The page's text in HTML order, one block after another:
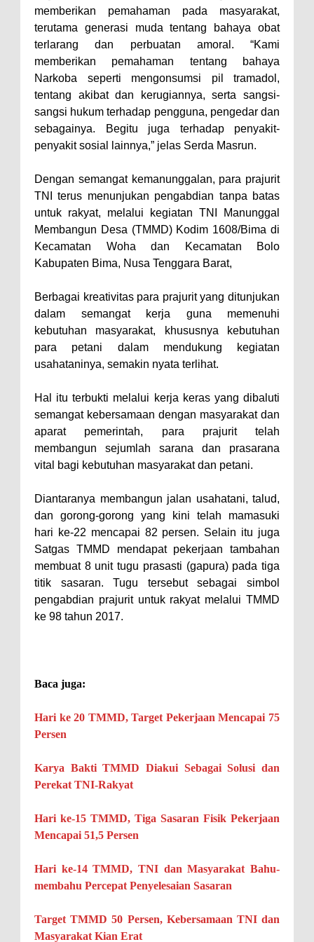
Bersih
Polsek Bolo Bongkar Peredaran
Sabu di Tambe, 2 Pria
Diamankan Bersama 23 Poket
Sabu Siap Edar
SIGAPUAN dan Ikhtiar Kota Bima
Menjemput Korban Kekerasan
memberikan pemahaman pada masyarakat,
terutama generasi muda tentang bahaya obat
terlarang dan perbuatan amoral. “Kami
memberikan pemahaman tentang bahaya
Narkoba seperti mengonsumsi pil tramadol,
tentang akibat dan kerugiannya, serta sangsi-
sangsi hukum terhadap pengguna, pengedar dan
sebagainya. Begitu juga terhadap penyakit-
penyakit sosial lainnya,” jelas Serda Masrun.
Dengan semangat kemanunggalan, para prajurit
TNI terus menunjukan pengabdian tanpa batas
untuk rakyat, melalui kegiatan TNI Manunggal
Membangun Desa (TMMD) Kodim 1608/Bima di
Kecamatan Woha dan Kecamatan Bolo
Kabupaten Bima, Nusa Tenggara Barat,
Berbagai kreativitas para prajurit yang ditunjukan
dalam semangat kerja guna memenuhi
kebutuhan masyarakat, khususnya kebutuhan
para petani dalam mendukung kegiatan
usahataninya, semakin nyata terlihat.
Hal itu terbukti melalui kerja keras yang dibaluti
semangat kebersamaan dengan masyarakat dan
aparat pemerintah, para prajurit telah
membangun sejumlah sarana dan prasarana
vital bagi kebutuhan masyarakat dan petani.
Diantaranya membangun jalan usahatani, talud,
dan gorong-gorong yang kini telah mamasuki
hari ke-22 mencapai 82 persen. Selain itu juga
Satgas TMMD mendapat pekerjaan tambahan
membuat 8 unit tugu prasasti (gapura) pada tiga
titik sasaran. Tugu tersebut sebagai simbol
pengabdian prajurit untuk rakyat melalui TMMD
ke 98 tahun 2017.
Baca juga:
Hari ke 20 TMMD, Target Pekerjaan Mencapai 75
Persen
Karya Bakti TMMD Diakui Sebagai Solusi dan
Perekat TNI-Rakyat
Hari ke-15 TMMD, Tiga Sasaran Fisik Pekerjaan
Mencapai 51,5 Persen
Hari ke-14 TMMD, TNI dan Masyarakat Bahu-
membahu Percepat Penyelesaian Sasaran
Target TMMD 50 Persen, Kebersamaan TNI dan
Masyarakat Kian Erat